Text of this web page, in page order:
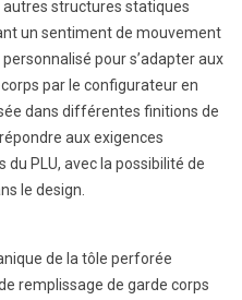
structures statiques
un sentiment de mouvement
pour s’adapter aux
par le configurateur en
dans différentes finitions de
aux exigences
PLU, avec la possibilité de
le design.
de la tôle perforée
remplissage de garde corps